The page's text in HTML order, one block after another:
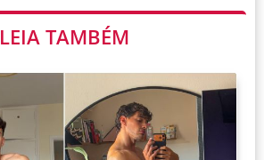
LEIA TAMBÉM